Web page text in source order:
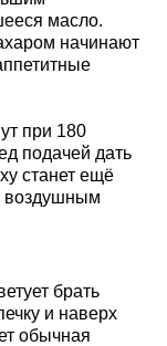
масло.
начинают
при 180
подачей дать
станет ещё
воздушным
брать
и наверх
обычная